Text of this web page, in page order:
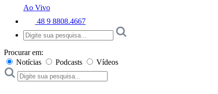
Ao Vivo
48 9 8808.4667
Procurar em:
Notícias
Podcasts Vídeos